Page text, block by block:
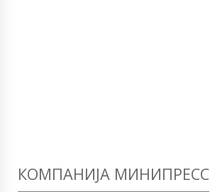
КОМПАНИЈА МИНИПРЕСС